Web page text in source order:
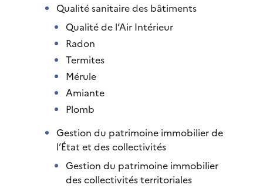
Qualité sanitaire des bâtiments
Qualité de l’Air Intérieur
Radon
Termites
Mérule
Amiante
Plomb
Gestion du patrimoine immobilier de
l’État et des collectivités
Gestion du patrimoine immobilier
des collectivités territoriales